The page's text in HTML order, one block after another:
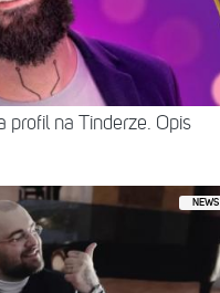
profil na Tinderze. Opis
NEWS